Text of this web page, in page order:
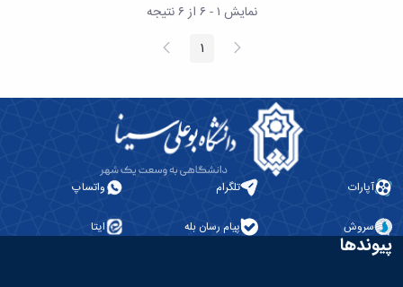
نمایش ۱ - ۶ از ۶ نتیجه
پیغام
قبلی صفحه1 صفحه
بعد
آپارات تلگرام واتساپ
سروش پیام رسان بله ایتا
پیوندها